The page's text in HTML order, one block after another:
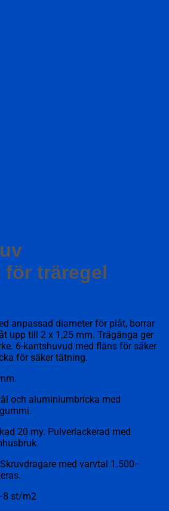
träregel
anpassad diameter för plåt, borrar
upp till 2 x 1,25 mm. Trägänga ger
6-kantshuvud med fläns för säker
för säker tätning.
och aluminiumbricka med
20 my. Pulverlackerad med
med varvtal 1.500–
st/m2